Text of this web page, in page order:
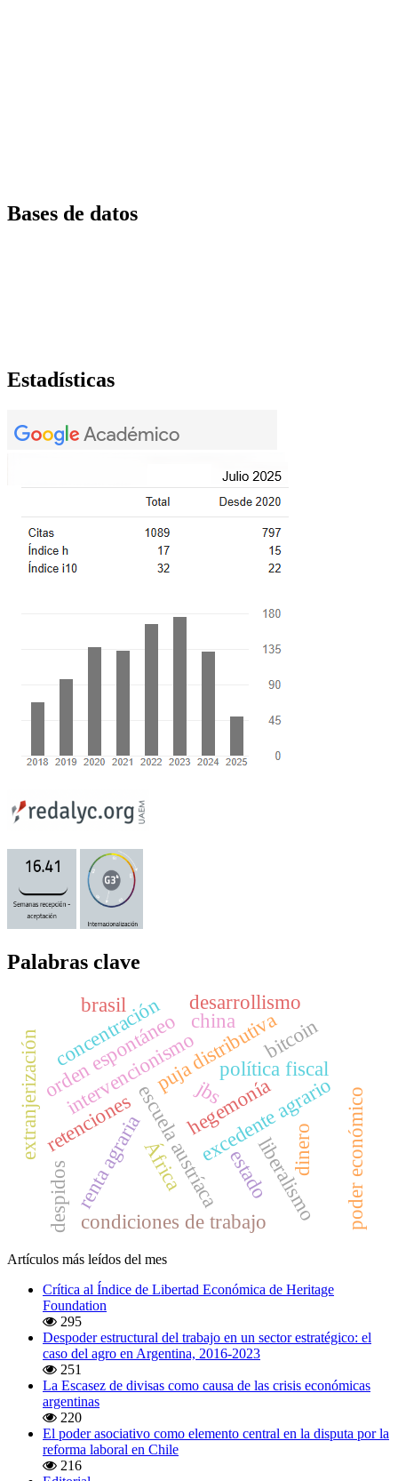
Bases de datos
Estadísticas
Palabras clave
política fiscal
excedente agrario
escuela austríaca
intervencionismo
liberalismo
orden espontáneopuja distributiva
retenciones
renta agrariaÁfrica
concentración china
desarrollismo
extranjerización poder económico
condiciones de trabajo
despidos
hegemonía
estado dinero
bitcoin
jbs
brasil
Artículos más leídos del mes
Crítica al Índice de Libertad Económica de Heritage
Foundation
295
Despoder estructural del trabajo en un sector estratégico: el
caso del agro en Argentina, 2016-2023
251
La Escasez de divisas como causa de las crisis económicas
argentinas
220
El poder asociativo como elemento central en la disputa por la
reforma laboral en Chile
216